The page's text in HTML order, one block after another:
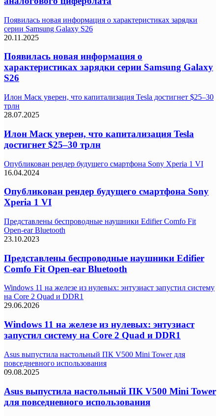
Появилась новая информация о характеристиках зарядки
серии Samsung Galaxy S26
20.11.2025
Появилась новая информация о
характеристиках зарядки серии Samsung Galaxy
S26
Илон Маск уверен, что капитализация Tesla достигнет $25–30
трлн
28.07.2025
Илон Маск уверен, что капитализация Tesla
достигнет $25–30 трлн
Опубликован рендер будущего смартфона Sony Xperia 1 VI
16.04.2024
Опубликован рендер будущего смартфона Sony
Xperia 1 VI
Представлены беспроводные наушники Edifier Comfo Fit
Open-ear Bluetooth
23.10.2023
Представлены беспроводные наушники Edifier
Comfo Fit Open-ear Bluetooth
Windows 11 на железе из нулевых: энтузиаст запустил систему
на Core 2 Quad и DDR1
29.06.2026
Windows 11 на железе из нулевых: энтузиаст
запустил систему на Core 2 Quad и DDR1
Asus выпустила настольный ПК V500 Mini Tower для
повседневного использования
09.08.2025
Asus выпустила настольный ПК V500 Mini Tower
для повседневного использования